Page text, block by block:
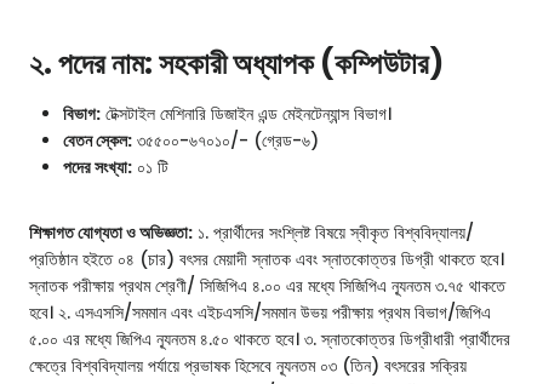
২. পদের নাম: সহকারী অধ্যাপক (কম্পিউটার)
বিভাগ: টেক্সটাইল মেশিনারি ডিজাইন এন্ড মেইনটেন্যান্স বিভাগ।
বেতন স্কেল: ৩৫৫০০-৬৭০১০/- (গ্রেড-৬)
পদের সংখ্যা: ০১ টি
শিক্ষাগত যোগ্যতা ও অভিজ্ঞতা: ১. প্রার্থীদের সংশ্লিষ্ট বিষয়ে স্বীকৃত বিশ্ববিদ্যালয়/
প্রতিষ্ঠান হইতে ০৪ (চার) বৎসর মেয়াদী স্নাতক এবং স্নাতকোত্তর ডিগ্রী থাকতে হবে।
স্নাতক পরীক্ষায় প্রথম শ্রেণী/ সিজিপিএ ৪.০০ এর মধ্যে সিজিপিএ ন্যূনতম ৩.৭৫ থাকতে
হবে। ২. এসএসসি/সমমান এবং এইচএসসি/সমমান উভয় পরীক্ষায় প্রথম বিভাগ/জিপিএ
৫.০০ এর মধ্যে জিপিএ ন্যূনতম ৪.৫০ থাকতে হবে। ৩. স্নাতকোত্তর ডিগ্রীধারী প্রার্থীদের
ক্ষেত্রে বিশ্ববিদ্যালয় পর্যায়ে প্রভাষক হিসেবে ন্যূনতম ০৩ (তিন) বৎসরের সক্রিয়